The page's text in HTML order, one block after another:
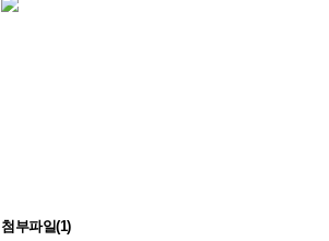
첨부파일(1)